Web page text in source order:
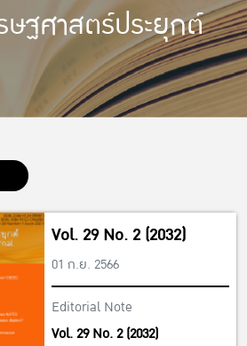
ษฐศาสตร์ประยุกต์
Vol. 29 No. 2 (2032)
01 ก.ย. 2566
Editorial Note
Vol. 29 No. 2 (2032)